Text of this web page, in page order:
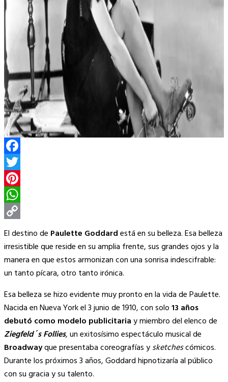
Facebook
Twitter
Pinterest
WhatsApp
Copy
Link
El destino de Paulette Goddardestá en su belleza. Esa belleza
irresistible que reside en su amplia frente, sus grandes ojos y la
manera en que estos armonizan con una sonrisa indescifrable:
un tanto pícara, otro tanto irónica.
Esa belleza se hizo evidente muy pronto en la vida de Paulette.
Nacida en Nueva York el 3 junio de 1910, con solo13 años
debutó como modelo publicitariay miembro del elenco de
Ziegfeld´s Follies, un exitosísimo espectáculo musical de
Broadwayque presentaba coreografías ysketchescómicos.
Durante los próximos 3 años, Goddard hipnotizaría al público
con su gracia y su talento.